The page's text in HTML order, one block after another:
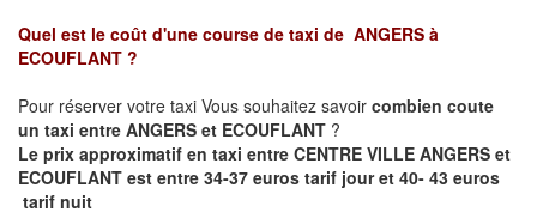
Quel est le coût d'une course de taxi de ANGERS à
ECOUFLANT ?
Pour réserver votre taxi Vous souhaitez savoir combien coute
un taxi entre ANGERS et ECOUFLANT ?
Le prix approximatif en taxi entre CENTRE VILLE ANGERS et
ECOUFLANT est entre 34-37 euros tarif jour et 40- 43 euros
tarif nuit